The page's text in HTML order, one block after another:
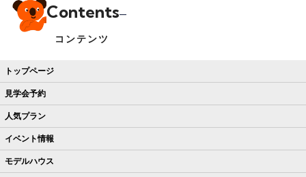
Contents
コンテンツ
トップページ
見学会予約
人気プラン
イベント情報
モデルハウス